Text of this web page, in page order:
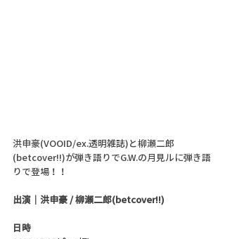
洪申豪(VOOID/ex.透明雑誌)と柳瀬二郎
(betcover!!)が弾き語りでG.W.の月見ルに弾き語
りで登場！！
出演｜洪申豪 / 柳瀬二郎(betcover!!)
日時